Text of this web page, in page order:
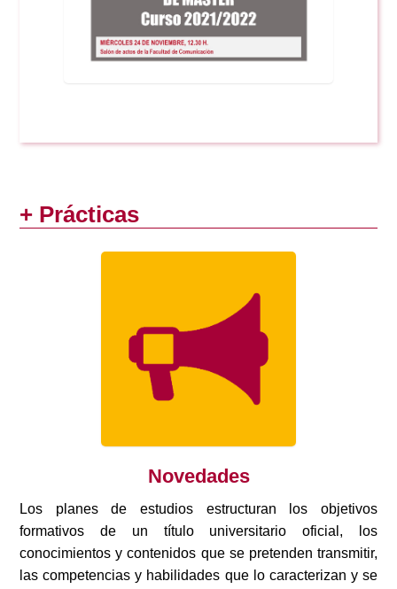
+ Prácticas
Novedades
Los planes de estudios estructuran los objetivos
formativos de un título universitario oficial, los
conocimientos y contenidos que se pretenden transmitir,
las competencias y habilidades que lo caracterizan y se